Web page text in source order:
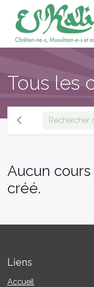
Tous les
Aucun
créé.
Liens
Accueil​